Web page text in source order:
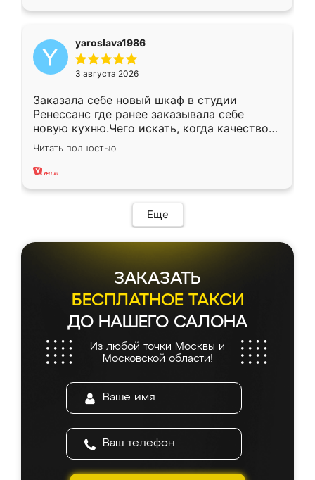
yaroslava1986
3 августа 2026
Заказала себе новый шкаф в студии
Ренессанс где ранее заказывала себе
новую кухню.Чего искать, когда качеством
вполне довольна. Служит кухня уже почти
два года, нареканий нет.
Читать полностью
Еще
ЗАКАЗАТЬ
БЕСПЛАТНОЕ ТАКСИ
ДО НАШЕГО САЛОНА
Из любой точки Москвы и
Московской области!